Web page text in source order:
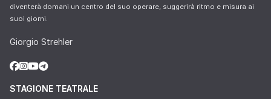
diventerà domani un centro del suo operare, suggerirà ritmo e misura ai
suoi giorni.
Giorgio Strehler
STAGIONE TEATRALE